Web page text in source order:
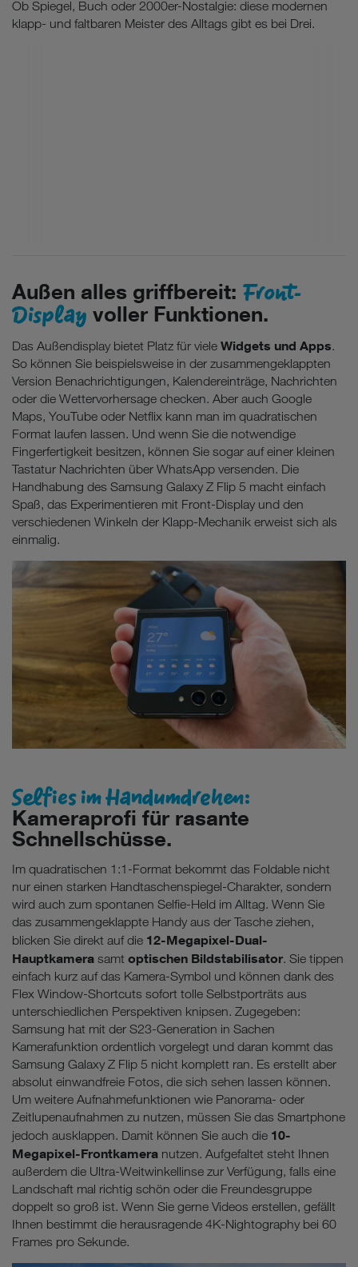
Ob Spiegel, Buch oder 2000er-Nostalgie: diese modernen
klapp- und faltbaren Meister des Alltags gibt es bei Drei.
Außen alles griffbereit: Front-
Display voller Funktionen.
Das Außendisplay bietet Platz für viele Widgets und Apps.
So können Sie beispielsweise in der zusammengeklappten
Version Benachrichtigungen, Kalendereinträge, Nachrichten
oder die Wettervorhersage checken. Aber auch Google
Maps, YouTube oder Netflix kann man im quadratischen
Format laufen lassen. Und wenn Sie die notwendige
Fingerfertigkeit besitzen, können Sie sogar auf einer kleinen
Tastatur Nachrichten über WhatsApp versenden. Die
Handhabung des Samsung Galaxy Z Flip 5 macht einfach
Spaß, das Experimentieren mit Front-Display und den
verschiedenen Winkeln der Klapp-Mechanik erweist sich als
einmalig.
Selfies im Handumdrehen:
Kameraprofi für rasante
Schnellschüsse.
Im quadratischen 1:1-Format bekommt das Foldable nicht
nur einen starken Handtaschenspiegel-Charakter, sondern
wird auch zum spontanen Selfie-Held im Alltag. Wenn Sie
das zusammengeklappte Handy aus der Tasche ziehen,
blicken Sie direkt auf die 12-Megapixel-Dual-
Hauptkamera samt optischen Bildstabilisator. Sie tippen
einfach kurz auf das Kamera-Symbol und können dank des
Flex Window-Shortcuts sofort tolle Selbstporträts aus
unterschiedlichen Perspektiven knipsen. Zugegeben:
Samsung hat mit der S23-Generation in Sachen
Kamerafunktion ordentlich vorgelegt und daran kommt das
Samsung Galaxy Z Flip 5 nicht komplett ran. Es erstellt aber
absolut einwandfreie Fotos, die sich sehen lassen können.
Um weitere Aufnahmefunktionen wie Panorama- oder
Zeitlupenaufnahmen zu nutzen, müssen Sie das Smartphone
jedoch ausklappen. Damit können Sie auch die 10-
Megapixel-Frontkamera nutzen. Aufgefaltet steht Ihnen
außerdem die Ultra-Weitwinkellinse zur Verfügung, falls eine
Landschaft mal richtig schön oder die Freundesgruppe
doppelt so groß ist. Wenn Sie gerne Videos erstellen, gefällt
Ihnen bestimmt die herausragende 4K-Nightography bei 60
Frames pro Sekunde.